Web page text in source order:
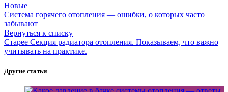
Новые
Система горячего отопления — ошибки, о которых часто
забывают
Вернуться к списку
Старее Секция радиатора отопления. Показываем, что важно
учитывать на практике.
Другие статьи